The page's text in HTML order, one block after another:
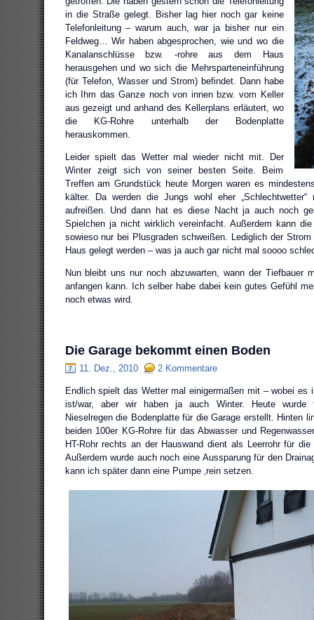
in die Straße gelegt. Bisher lag hier noch gar keine
Telefonleitung – warum auch, war ja bisher nur ein
Feldweg… Wir haben abgesprochen, wie und wo die
Kanalanschlüsse bzw. -rohre aus dem Haus
herausgehen und wo sich die Mehrsparteneinführung
(für Telefon, Wasser und Strom) befindet. Dann habe
ich Ihm das Ganze noch von innen bzw. vom Keller
aus gezeigt und anhand des Kellerplans erläutert, wo
die KG-Rohre unterhalb der Bodenplatte
herauskommen.
Leider spielt das Wetter mal wieder nicht mit. Der
Winter zeigt sich von seiner besten Seite. Beim
Treffen am Grundstück heute Morgen waren es
kälter. Da werden die Jungs wohl eher
aufreißen. Und dann hat es diese Nacht ja auch noch
Spielchen ja nicht wirklich vereinfacht. Außerdem kann
sowieso nur bei Plusgraden schweißen. Lediglich der
Haus gelegt werden – was ja auch gar nicht mal soooo
Nun bleibt uns nur noch abzuwarten, wann der Tiefbauer
anfangen kann. Ich selber habe dabei kein gutes Gefühl
noch etwas wird.
Die Garage bekommt einen Boden
11. Dez., 2010 2 Kommentare
Endlich spielt das Wetter mal einigermaßen mit – wobei es
ist/war, aber wir haben ja auch Winter. Heute wurde
Nieselregen die Bodenplatte für die Garage erstellt. Hinten
beiden 100er KG-Rohre für das Abwasser und
HT-Rohr rechts an der Hauswand dient als Leerrohr für
Außerdem wurde auch noch eine Aussparung für den
kann ich später dann eine Pumpe ‚rein setzen.